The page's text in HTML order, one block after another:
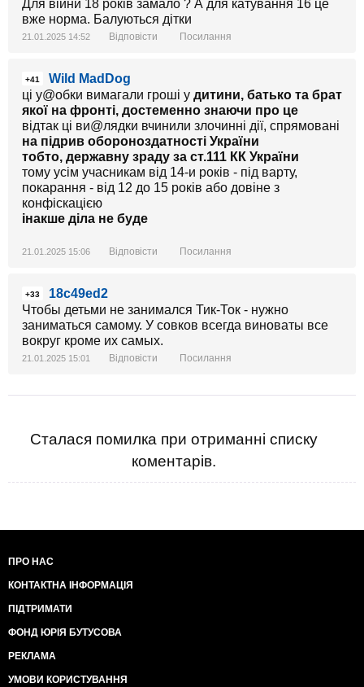
Для війни 18 років замало ? А для катування 16 це
вже норма. Балуються дітки
21.01.2025 14:52 Відповісти Посилання
+41
Wild MadDog
ці у@обки вимагали гроші у дитини, батько та брат
якої на фронті, достеменно знаючи про це
відтак ці ви@лядки вчинили злочинні дії, спрямовані
на підрив обороноздатності України
тобто, державну зраду за ст.111 КК України
тому усім учасникам від 14-и років - під варту,
покарання - від 12 до 15 років або довіне з
конфіскацією
інакше діла не буде
21.01.2025 15:06 Відповісти Посилання
+33
18c49ed2
Чтобы детьми не занимался Тик-Ток - нужно
заниматься самому. У совков всегда виноваты все
вокруг кроме их самых.
21.01.2025 15:01 Відповісти Посилання
Сталася помилка при отриманні списку
коментарів.
ПРО НАС
КОНТАКТНА ІНФОРМАЦІЯ
ПІДТРИМАТИ
ФОНД ЮРІЯ БУТУСОВА
РЕКЛАМА
УМОВИ КОРИСТУВАННЯ